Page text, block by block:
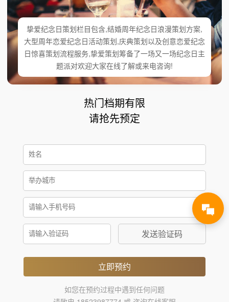
挚爱纪念日策划栏目包含,结婚周年纪念日浪漫策划方案,
大型周年恋爱纪念日活动策划,庆典策划以及创意恋爱纪念
日惊喜策划流程服务,挚爱策划筹备了一场又一场纪念日主
题派对欢迎大家在线了解或来电咨询!
热门档期有限
请抢先预定
发送验证码
立即预约
如您在预约过程中遇到任何问题